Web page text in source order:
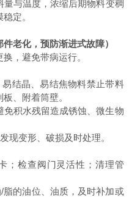
与温度，浓缩后期物料变稠
定。
老化，预防渐进式故障）
，避免带病运行。
结晶、易结焦物料禁止带料
、附着筒壁。
积水残留造成锈蚀、微生物
现变形、破损及时处理。
；检查阀门灵活性；清理管
的油位、油质，及时补加或